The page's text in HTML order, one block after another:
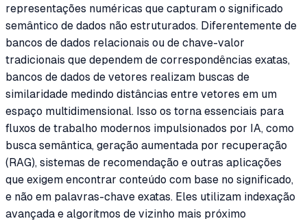
representações numéricas que capturam o significado
semântico de dados não estruturados. Diferentemente de
bancos de dados relacionais ou de chave-valor
tradicionais que dependem de correspondências exatas,
bancos de dados de vetores realizam buscas de
similaridade medindo distâncias entre vetores em um
espaço multidimensional. Isso os torna essenciais para
fluxos de trabalho modernos impulsionados por IA, como
busca semântica, geração aumentada por recuperação
(RAG), sistemas de recomendação e outras aplicações
que exigem encontrar conteúdo com base no significado,
e não em palavras-chave exatas. Eles utilizam indexação
avançada e algoritmos de vizinho mais próximo